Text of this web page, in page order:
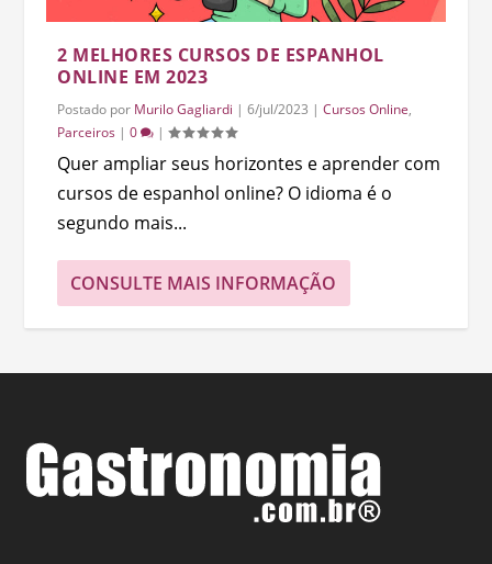
2 MELHORES CURSOS DE ESPANHOL
ONLINE EM 2023
Postado por Murilo Gagliardi |6/jul/2023 |Cursos Online,
Parceiros |0 |
Quer ampliar seus horizontes e aprender com
cursos de espanhol online? O idioma é o
segundo mais...
CONSULTE MAIS INFORMAÇÃO